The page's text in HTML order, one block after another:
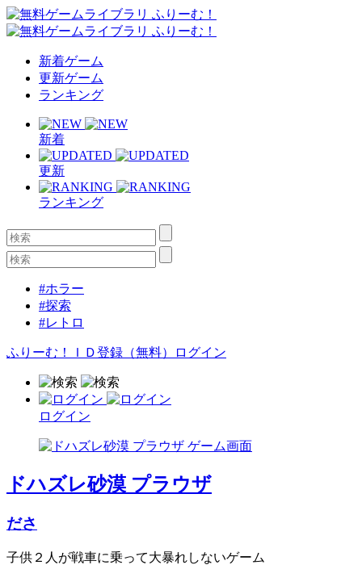
新着ゲーム
更新ゲーム
ランキング
新着
更新
ランキング
#ホラー
#探索
#レトロ
ふりーむ！ＩＤ登録（無料） ログイン
ログイン
ドハズレ砂漠 プラウザ
ださ
子供２人が戦車に乗って大暴れしないゲーム